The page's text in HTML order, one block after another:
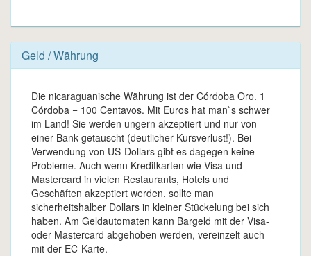
Geld / Währung
Die nicaraguanische Währung ist der Córdoba Oro. 1
Córdoba = 100 Centavos. Mit Euros hat man`s schwer
im Land! Sie werden ungern akzeptiert und nur von
einer Bank getauscht (deutlicher Kursverlust!). Bei
Verwendung von US-Dollars gibt es dagegen keine
Probleme. Auch wenn Kreditkarten wie Visa und
Mastercard in vielen Restaurants, Hotels und
Geschäften akzeptiert werden, sollte man
sicherheitshalber Dollars in kleiner Stückelung bei sich
haben. Am Geldautomaten kann Bargeld mit der Visa-
oder Mastercard abgehoben werden, vereinzelt auch
mit der EC-Karte.